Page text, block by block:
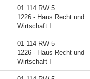
01 114 RW 5
1226 - Haus Recht und
Wirtschaft I
01 114 RW 5
1226 - Haus Recht und
Wirtschaft I